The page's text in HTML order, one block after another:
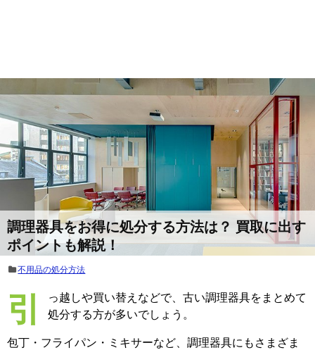
調理器具をお得に処分する方法は？ 買取に出す
ポイントも解説！
不用品の処分方法
引っ越しや買い替えなどで、古い調理器具をまとめて 処分する方が多いでしょう。
包丁・フライパン・ミキサーなど、調理器具にもさまざま